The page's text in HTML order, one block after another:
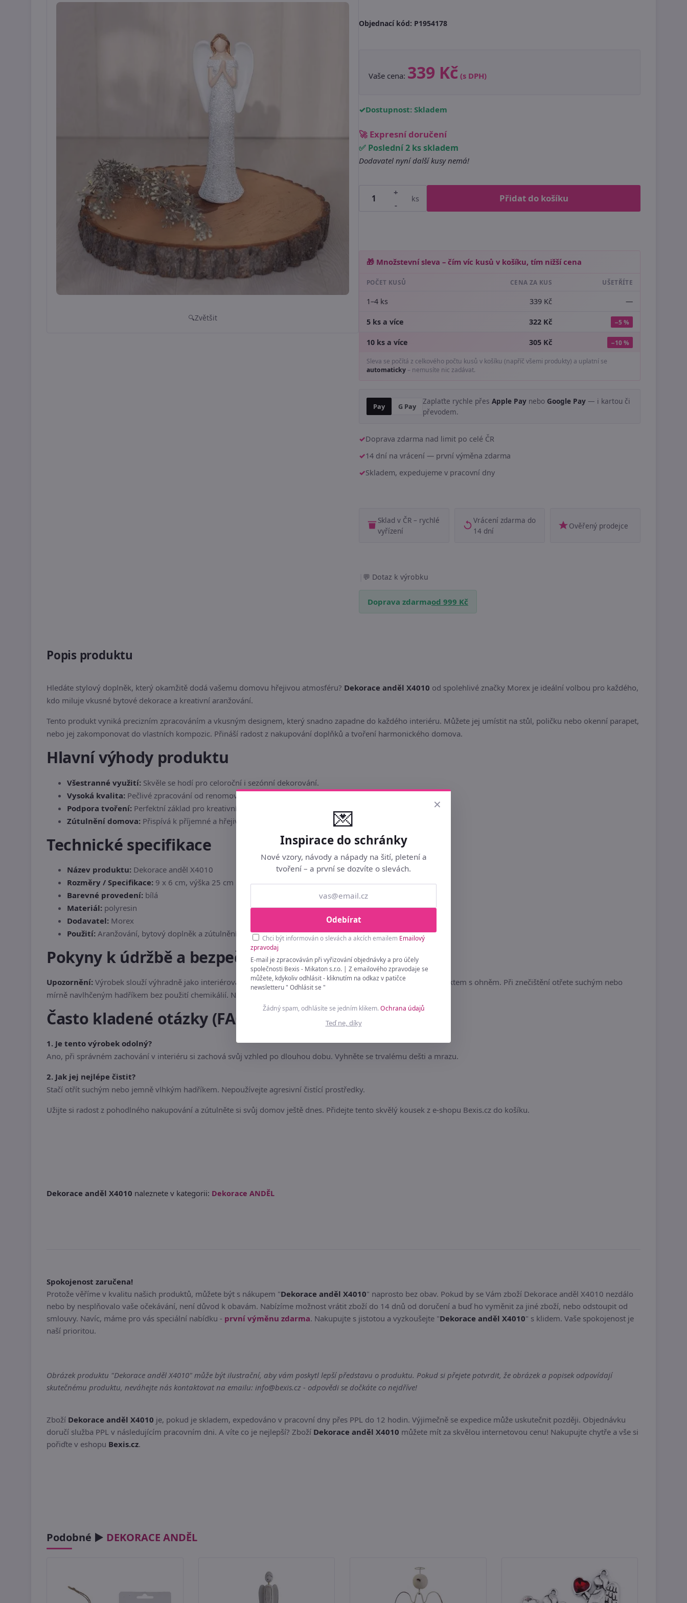
Zvětšit
Objednací kód: P1954178
Vaše cena: 339 Kč (s DPH)
Dostupnost: Skladem
🚀 Expresní doručení
✅ Poslední 2 ks skladem
Dodavatel nyní další kusy nemá!
+
-
ks Přidat do košíku
🎁 Množstevní sleva – čím víc kusů v košíku, tím nižší cena
POČET KUSŮ CENA ZA KUS UŠETŘÍTE
1–4 ks 339 Kč —
5 ks a více 322 Kč −5 %
10 ks a více 305 Kč −10 %
Sleva se počítá z celkového počtu kusů v košíku (napříč všemi produkty) a uplatní se
automaticky– nemusíte nic zadávat.
Pay G Pay
Zaplaťte rychle přes Apple Pay nebo Google Pay — i kartou či
převodem.
Doprava zdarma nad limit po celé ČR
14 dní na vrácení — první výměna zdarma
Skladem, expedujeme v pracovní dny
Sklad v ČR – rychlé
vyřízení
Vrácení zdarma do
14 dní
Ověřený prodejce
Dotaz k výrobku
Doprava zdarmaod 999 Kč
Popis produktu
Hledáte stylový doplněk, který okamžitě dodá vašemu domovu hřejivou atmosféru? Dekorace anděl X4010 od spolehlivé značky Morex je ideální volbou pro každého,
kdo miluje vkusné bytové dekorace a kreativní aranžování.
Tento produkt vyniká precizním zpracováním a vkusným designem, který snadno zapadne do každého interiéru. Můžete jej umístit na stůl, poličku nebo okenní parapet,
nebo jej zakomponovat do vlastních kompozic. Přináší radost z nakupování doplňků a tvoření harmonického domova.
Hlavní výhody produktu
Všestranné využití: Skvěle se hodí pro celoroční i sezónní dekorování.
Vysoká kvalita: Pečlivé zpracování od renomovaného dodavatele Morex.
Podpora tvoření: Perfektní základ pro kreativní nápady a floristické kompozice.
Zútulnění domova: Přispívá k příjemné a hřejivé atmosféře v každé místnosti.
Technické specifikace
Název produktu: Dekorace anděl X4010
Rozměry / Specifikace: 9 x 6 cm, výška 25 cm
Barevné provedení: bílá
Materiál: polyresin
Dodavatel: Morex
Použití: Aranžování, bytový doplněk a zútulnění interiéru
Pokyny k údržbě a bezpečnosti
Upozornění: Výrobek slouží výhradně jako interiérová dekorace. Chraňte jej před trvalou vlhkostí a přímým kontaktem s ohněm. Při znečištění otřete suchým nebo
mírně navlhčeným hadříkem bez použití chemikálií. Není vhodné pro děti do 3 let.
Často kladené otázky (FAQ)
1. Je tento výrobek odolný?
Ano, při správném zachování v interiéru si zachová svůj vzhled po dlouhou dobu. Vyhněte se trvalému dešti a mrazu.
2. Jak jej nejlépe čistit?
Stačí otřít suchým nebo jemně vlhkým hadříkem. Nepoužívejte agresivní čistící prostředky.
Užijte si radost z pohodlného nakupování a zútulněte si svůj domov ještě dnes. Přidejte tento skvělý kousek z e-shopu Bexis.cz do košíku.
Dekorace anděl X4010 naleznete v kategorii: Dekorace ANDĚL
Spokojenost zaručena!
Protože věříme v kvalitu našich produktů, můžete být s nákupem "Dekorace anděl X4010" naprosto bez obav. Pokud by se Vám zboží Dekorace anděl X4010 nezdálo
nebo by nesplňovalo vaše očekávání, není důvod k obavám. Nabízíme možnost vrátit zboží do 14 dnů od doručení a buď ho vyměnit za jiné zboží, nebo odstoupit od
smlouvy. Navíc, máme pro vás speciální nabídku - první výměnu zdarma. Nakupujte s jistotou a vyzkoušejte "Dekorace anděl X4010" s klidem. Vaše spokojenost je
naší prioritou.
Obrázek produktu "Dekorace anděl X4010" může být ilustrační, aby vám poskytl lepší představu o produktu. Pokud si přejete potvrdit, že obrázek a popisek odpovídají
skutečnému produktu, neváhejte nás kontaktovat na emailu: info@bexis.cz - odpovědi se dočkáte co nejdříve!
Zboží Dekorace anděl X4010 je, pokud je skladem, expedováno v pracovní dny přes PPL do 12 hodin. Výjimečně se expedice může uskutečnit později. Objednávku
doručí služba PPL v následujícím pracovním dni. A víte co je nejlepší? Zboží Dekorace anděl X4010 můžete mít za skvělou internetovou cenu! Nakupujte chytře a vše si
pořiďte v eshopu Bexis.cz.
Podobné ► DEKORACE ANDĚL
×
💌
Inspirace do schránky
Nové vzory, návody a nápady na šití, pletení a
tvoření – a první se dozvíte o slevách.
Odebírat
Chci být informován o slevách a akcích emailem Emailový
zpravodaj
E-mail je zpracováván při vyřizování objednávky a pro účely
společnosti Bexis - Mikaton s.r.o. | Z emailového zpravodaje se
můžete, kdykoliv odhlásit - kliknutím na odkaz v patičce
newsletteru " Odhlásit se "
Žádný spam, odhlásíte se jedním klikem.Ochrana údajů
Teď ne, díky